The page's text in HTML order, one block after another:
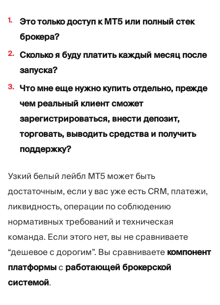
Это только доступ к MT5 или полный стек
брокера?
Сколько я буду платить каждый месяц после
запуска?
Что мне еще нужно купить отдельно, прежде
чем реальный клиент сможет
зарегистрироваться, внести депозит,
торговать, выводить средства и получить
поддержку?
Узкий белый лейбл MT5 может быть
достаточным, если у вас уже есть CRM, платежи,
ликвидность, операции по соблюдению
нормативных требований и техническая
команда. Если этого нет, вы не сравниваете
“дешевое с дорогим”. Вы сравниваете компонент
платформыс работающей брокерской
системой.